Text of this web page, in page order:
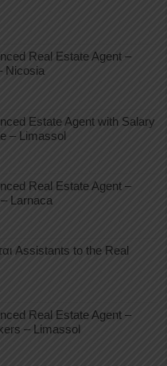
Real Estate Agent –
Nicosia
Estate Agent with Salary
– Limassol
Real Estate Agent –
Larnaca
Assistants to the Real
Real Estate Agent –
– Limassol